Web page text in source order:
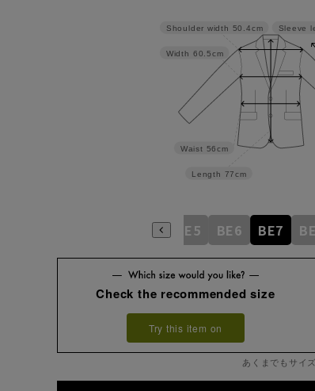
Sleeve
Length 77cm
Waist 56cm
Width 60.5cm
Shoulder width 50.4cm
BE4 BE5 BE6 BE7
Check the recommended size
Try this item on
あくまでもサイ